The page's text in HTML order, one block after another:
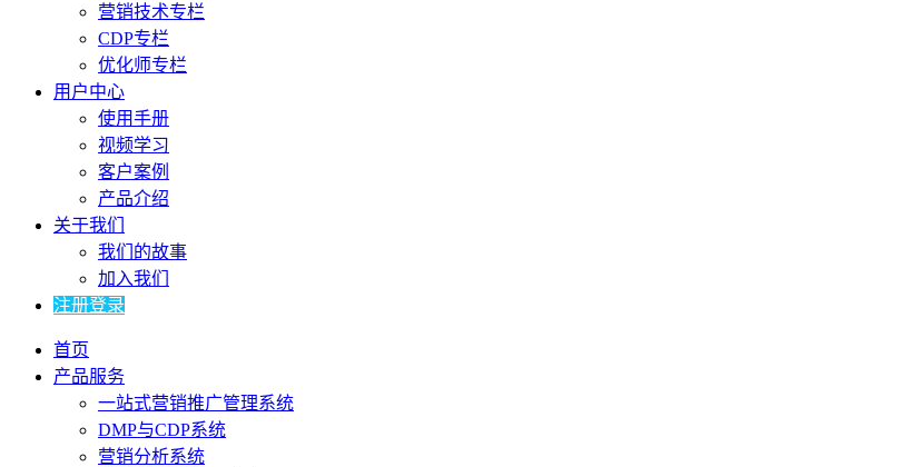
营销技术专栏
CDP专栏
优化师专栏
用户中心
使用手册
视频学习
客户案例
产品介绍
关于我们
我们的故事
加入我们
注册登录
首页
产品服务
一站式营销推广管理系统
DMP与CDP系统
营销分析系统